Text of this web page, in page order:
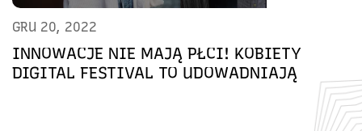
GRU 20, 2022
INNOWACJE NIE MAJĄ PŁCI! KOBIETY
DIGITAL FESTIVAL TO UDOWADNIAJĄ